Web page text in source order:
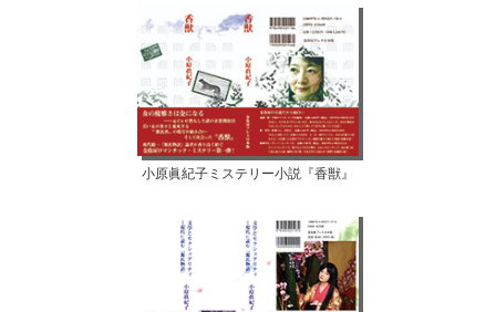
小原眞紀子ミステリー小説『香獣』